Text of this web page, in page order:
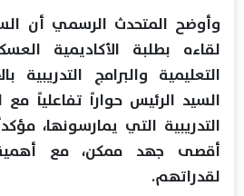
وأوضح المتحدث الرسمي أن
لقاءه بطلبة الأكاديمية
التعليمية والبرامج التدريبية
السيد الرئيس حواراً تفاعلياً
التدريبية التي يمارسونها،
أقصى جهد ممكن، مع أهمية
لقدراتهم.